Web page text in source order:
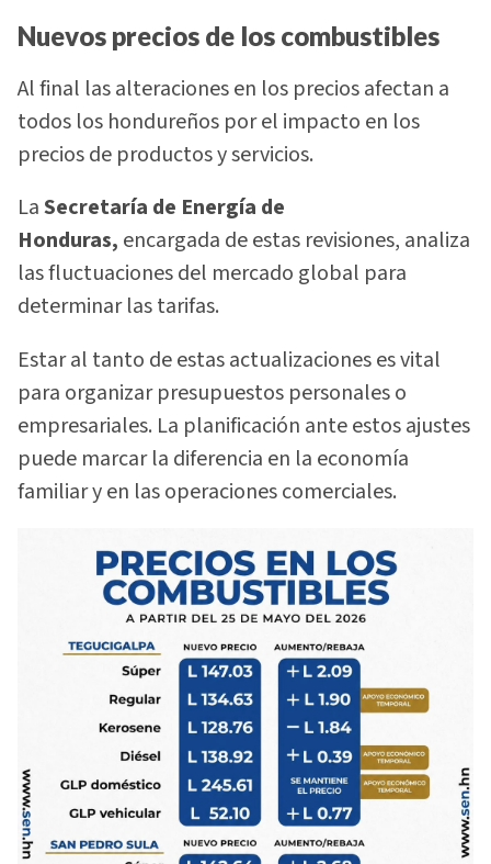
Nuevos precios de los combustibles
Al final las alteraciones en los precios afectan a
todos los hondureños por el impacto en los
precios de productos y servicios.
LaSecretaría de Energía de
Honduras, encargada de estas revisiones, analiza
las fluctuaciones del mercado global para
determinar las tarifas.
Estar al tanto de estas actualizaciones es vital
para organizar presupuestos personales o
empresariales. La planificación ante estos ajustes
puede marcar la diferencia en la economía
familiar y en las operaciones comerciales.